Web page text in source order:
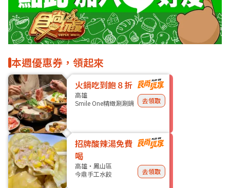
本週優惠券，領起來
火鍋吃到飽８折
高雄
Smile One精緻涮涮鍋
去領取
招牌酸辣湯免費
喝
高雄・鳳山區
今鼎手工水餃
去領取